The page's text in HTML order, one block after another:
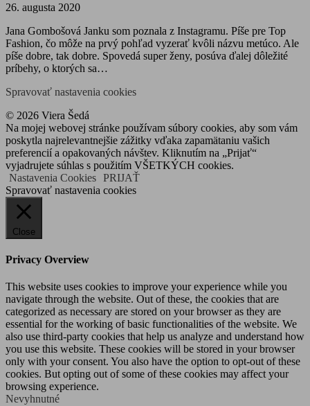
26. augusta 2020
Jana Gombošová Janku som poznala z Instagramu. Píše pre Top
Fashion, čo môže na prvý pohľad vyzerať kvôli názvu metúco. Ale
píše dobre, tak dobre. Spovedá super ženy, posúva ďalej dôležité
príbehy, o ktorých sa…
Spravovať nastavenia cookies
© 2026 Viera Šedá
Na mojej webovej stránke používam súbory cookies, aby som vám
poskytla najrelevantnejšie zážitky vďaka zapamätaniu vašich
preferencií a opakovaných návštev. Kliknutím na „Prijať“
vyjadrujete súhlas s použitím VŠETKÝCH cookies.
Nastavenia Cookies PRIJAŤ
Spravovať nastavenia cookies
Close
Privacy Overview
This website uses cookies to improve your experience while you
navigate through the website. Out of these, the cookies that are
categorized as necessary are stored on your browser as they are
essential for the working of basic functionalities of the website. We
also use third-party cookies that help us analyze and understand how
you use this website. These cookies will be stored in your browser
only with your consent. You also have the option to opt-out of these
cookies. But opting out of some of these cookies may affect your
browsing experience.
Nevyhnutné